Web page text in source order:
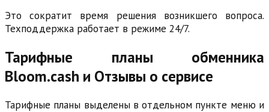
Это сократит время решения возникшего вопроса.
Техподдержка работает в режиме 24/7.
Тарифные планы обменника
Bloom.cash и Отзывы о сервисе
Тарифные планы выделены в отдельном пункте меню и